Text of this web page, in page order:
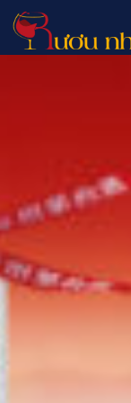
Blogs Liên hệ
Vang
Đánh giá rượu
Kiến thức rượu
vang
xứ
Whisky
Cẩm nang whisky
Malt Scotch
hiệu nổi bật
mạnh
loại rượu mạnh
Trang
rượu mạnh lâu
sử và các nghi
ẩm thực và